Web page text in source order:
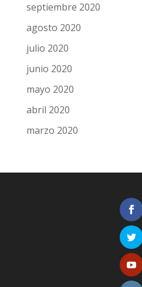
septiembre 2020
agosto 2020
julio 2020
junio 2020
mayo 2020
abril 2020
marzo 2020